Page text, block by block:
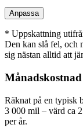
Anpassa
* Uppskattning
Den kan slå fel, och
sig nästan alltid att
Månadskostnad
Räknat på en typisk
3 000 mil – värd ca
per år.